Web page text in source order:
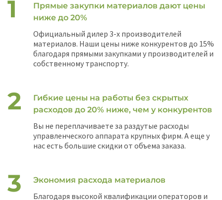
Прямые закупки материалов дают цены
ниже до 20%
Официальный дилер 3-х производителей
материалов. Наши цены ниже конкурентов до 15%
благодаря прямыми закупками у производителей и
собственному транспорту.
Гибкие цены на работы без скрытых
расходов до 20% ниже, чем у конкурентов
Вы не переплачиваете за раздутые расходы
управленческого аппарата крупных фирм. А еще у
нас есть большие скидки от объема заказа.
Экономия расхода материалов
Благодаря высокой квалификации операторов и